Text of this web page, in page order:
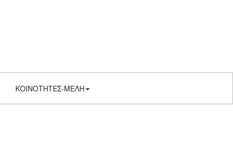
ΚΟΙΝΟΤΗΤΕΣ-ΜΕΛΗ